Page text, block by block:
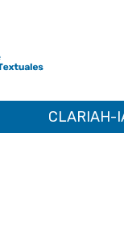
CLARIAH-